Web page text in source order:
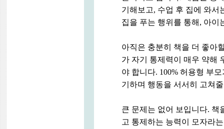
기해보고, 수업 후 집에 와서
집을 푸는 행위를 통해, 아이
아직은 충분히 책을 더 좋아
가 자기 통제력이 매우 약해
야 합니다. 100% 허용형 부
기하며 행동을 서서히 고쳐
큰 문제는 없어 보입니다. 책
고 통제하는 능력이 모자라